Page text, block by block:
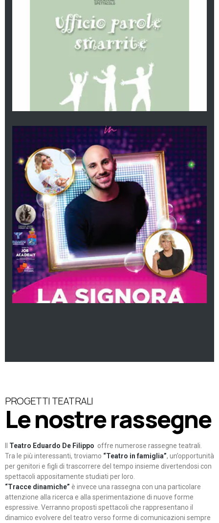
PROGETTI TEATRALI
Le nostre rassegne
Teatro Eduardo De Filippo offre numerose rassegne teatrali.
Tra le più interessanti, troviamo “Teatro in famiglia”, un’opportunità
per genitori e figli di trascorrere del tempo insieme divertendosi con
spettacoli appositamente studiati per loro.
“Tracce dinamiche” è invece una rassegna con una particolare
attenzione alla ricerca e alla sperimentazione di nuove forme
espressive. Verranno proposti spettacoli che rappresentano il
dinamico evolvere del teatro verso forme di comunicazioni sempre